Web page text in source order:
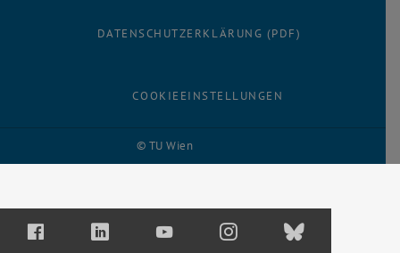
Facebook LinkedInYouTubeInstagramBluesky
© TU Wien
DATENSCHUTZERKLÄRUNG (PDF)
COOKIEEINSTELLUNGEN